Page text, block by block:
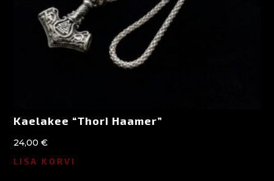
Kaelakee “Thori Haamer”
24,00€
LISA KORVI